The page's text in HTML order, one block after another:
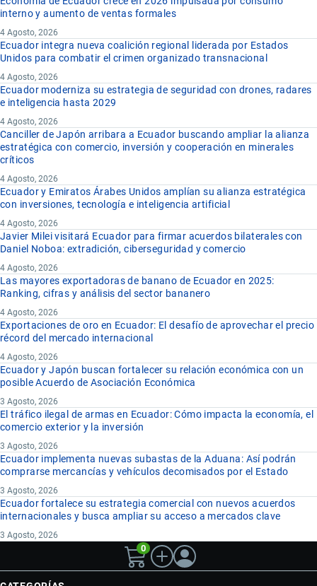
interno y aumento de ventas formales
4 Agosto, 2026
Ecuador integra nueva coalición regional liderada por Estados
Unidos para combatir el crimen organizado transnacional
4 Agosto, 2026
Ecuador moderniza su estrategia de seguridad con drones, radares
e inteligencia hasta 2029
4 Agosto, 2026
Canciller de Japón arribara a Ecuador buscando ampliar la alianza
estratégica con comercio, inversión y cooperación en minerales
críticos
4 Agosto, 2026
Ecuador y Emiratos Árabes Unidos amplían su alianza estratégica
con inversiones, tecnología e inteligencia artificial
4 Agosto, 2026
Javier Milei visitará Ecuador para firmar acuerdos bilaterales con
Daniel Noboa: extradición, ciberseguridad y comercio
4 Agosto, 2026
Las mayores exportadoras de banano de Ecuador en 2025:
Ranking, cifras y análisis del sector bananero
4 Agosto, 2026
Exportaciones de oro en Ecuador: El desafío de aprovechar el precio
récord del mercado internacional
4 Agosto, 2026
Ecuador y Japón buscan fortalecer su relación económica con un
posible Acuerdo de Asociación Económica
3 Agosto, 2026
El tráfico ilegal de armas en Ecuador: Cómo impacta la economía, el
comercio exterior y la inversión
3 Agosto, 2026
Ecuador implementa nuevas subastas de la Aduana: Así podrán
comprarse mercancías y vehículos decomisados por el Estado
3 Agosto, 2026
Ecuador fortalece su estrategia comercial con nuevos acuerdos
internacionales y busca ampliar su acceso a mercados clave
3 Agosto, 2026
0